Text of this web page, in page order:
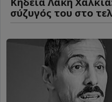
σύζυγός του στο